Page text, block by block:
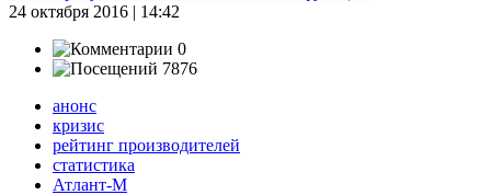
24 октября 2016 | 14:42
0
7876
анонс
кризис
рейтинг производителей
статистика
Атлант-М